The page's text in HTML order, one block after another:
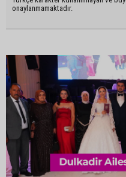
onaylanmamaktadır.